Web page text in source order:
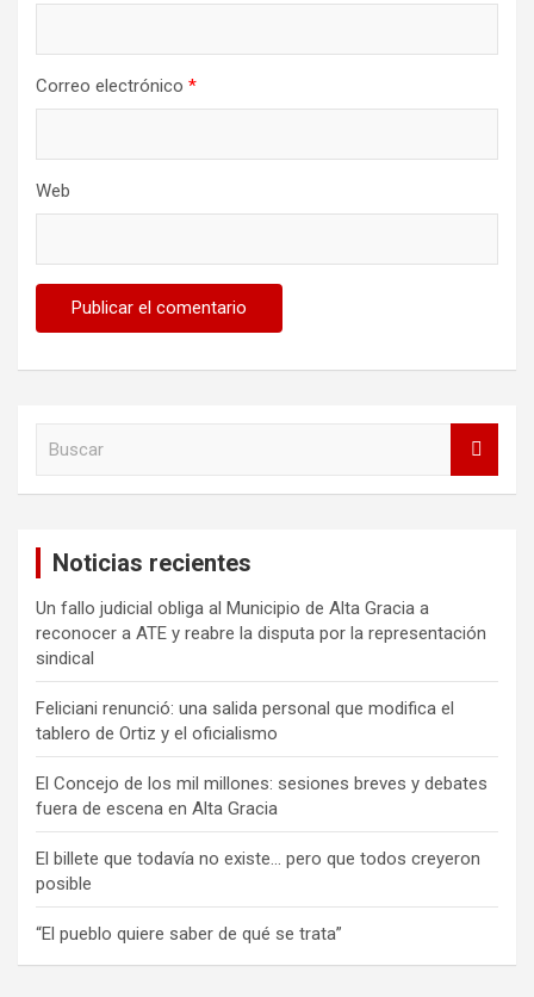
Correo electrónico *
Web
Noticias recientes
Un fallo judicial obliga al Municipio de Alta Gracia a
reconocer a ATE y reabre la disputa por la representación
sindical
Feliciani renunció: una salida personal que modifica el
tablero de Ortiz y el oficialismo
El Concejo de los mil millones: sesiones breves y debates
fuera de escena en Alta Gracia
El billete que todavía no existe… pero que todos creyeron
posible
“El pueblo quiere saber de qué se trata”